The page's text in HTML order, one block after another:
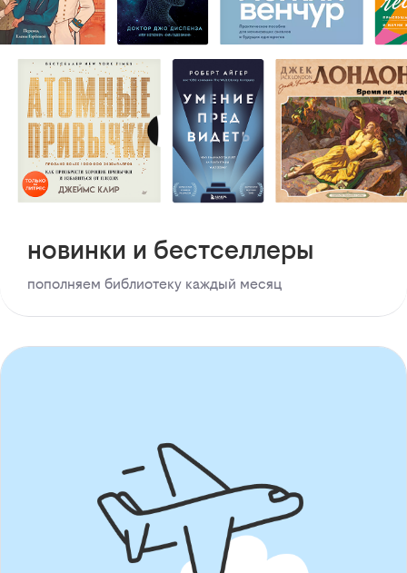
новинки и бестселлеры
пополняем библиотеку каждый месяц